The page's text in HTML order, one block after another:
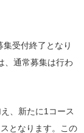
受付終了となり
、通常募集は行わ
、新たに1コース
となります。この